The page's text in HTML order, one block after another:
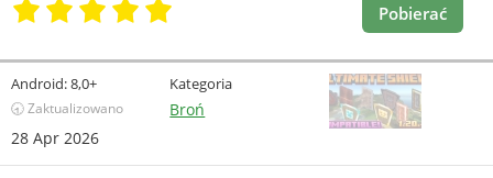
Pobierać
Android:8,0+
🕣 Zaktualizowano
28 Apr 2026
Kategoria
Broń